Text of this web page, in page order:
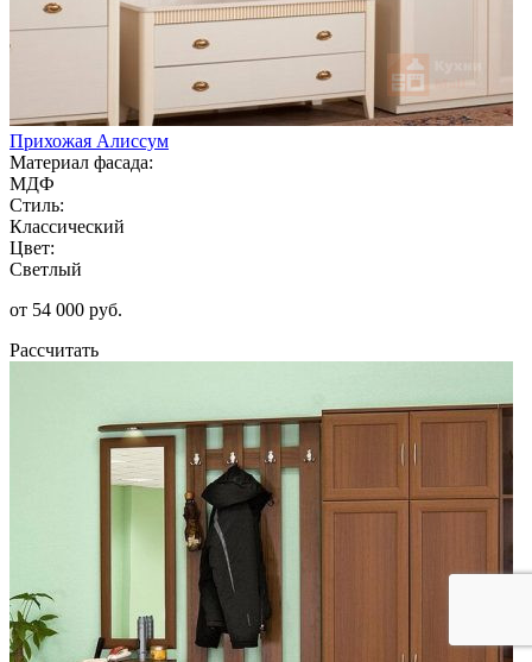
Прихожая Алиссум
Материал фасада:
МДФ
Стиль:
Классический
Цвет:
Светлый
от 54 000 руб.
Рассчитать